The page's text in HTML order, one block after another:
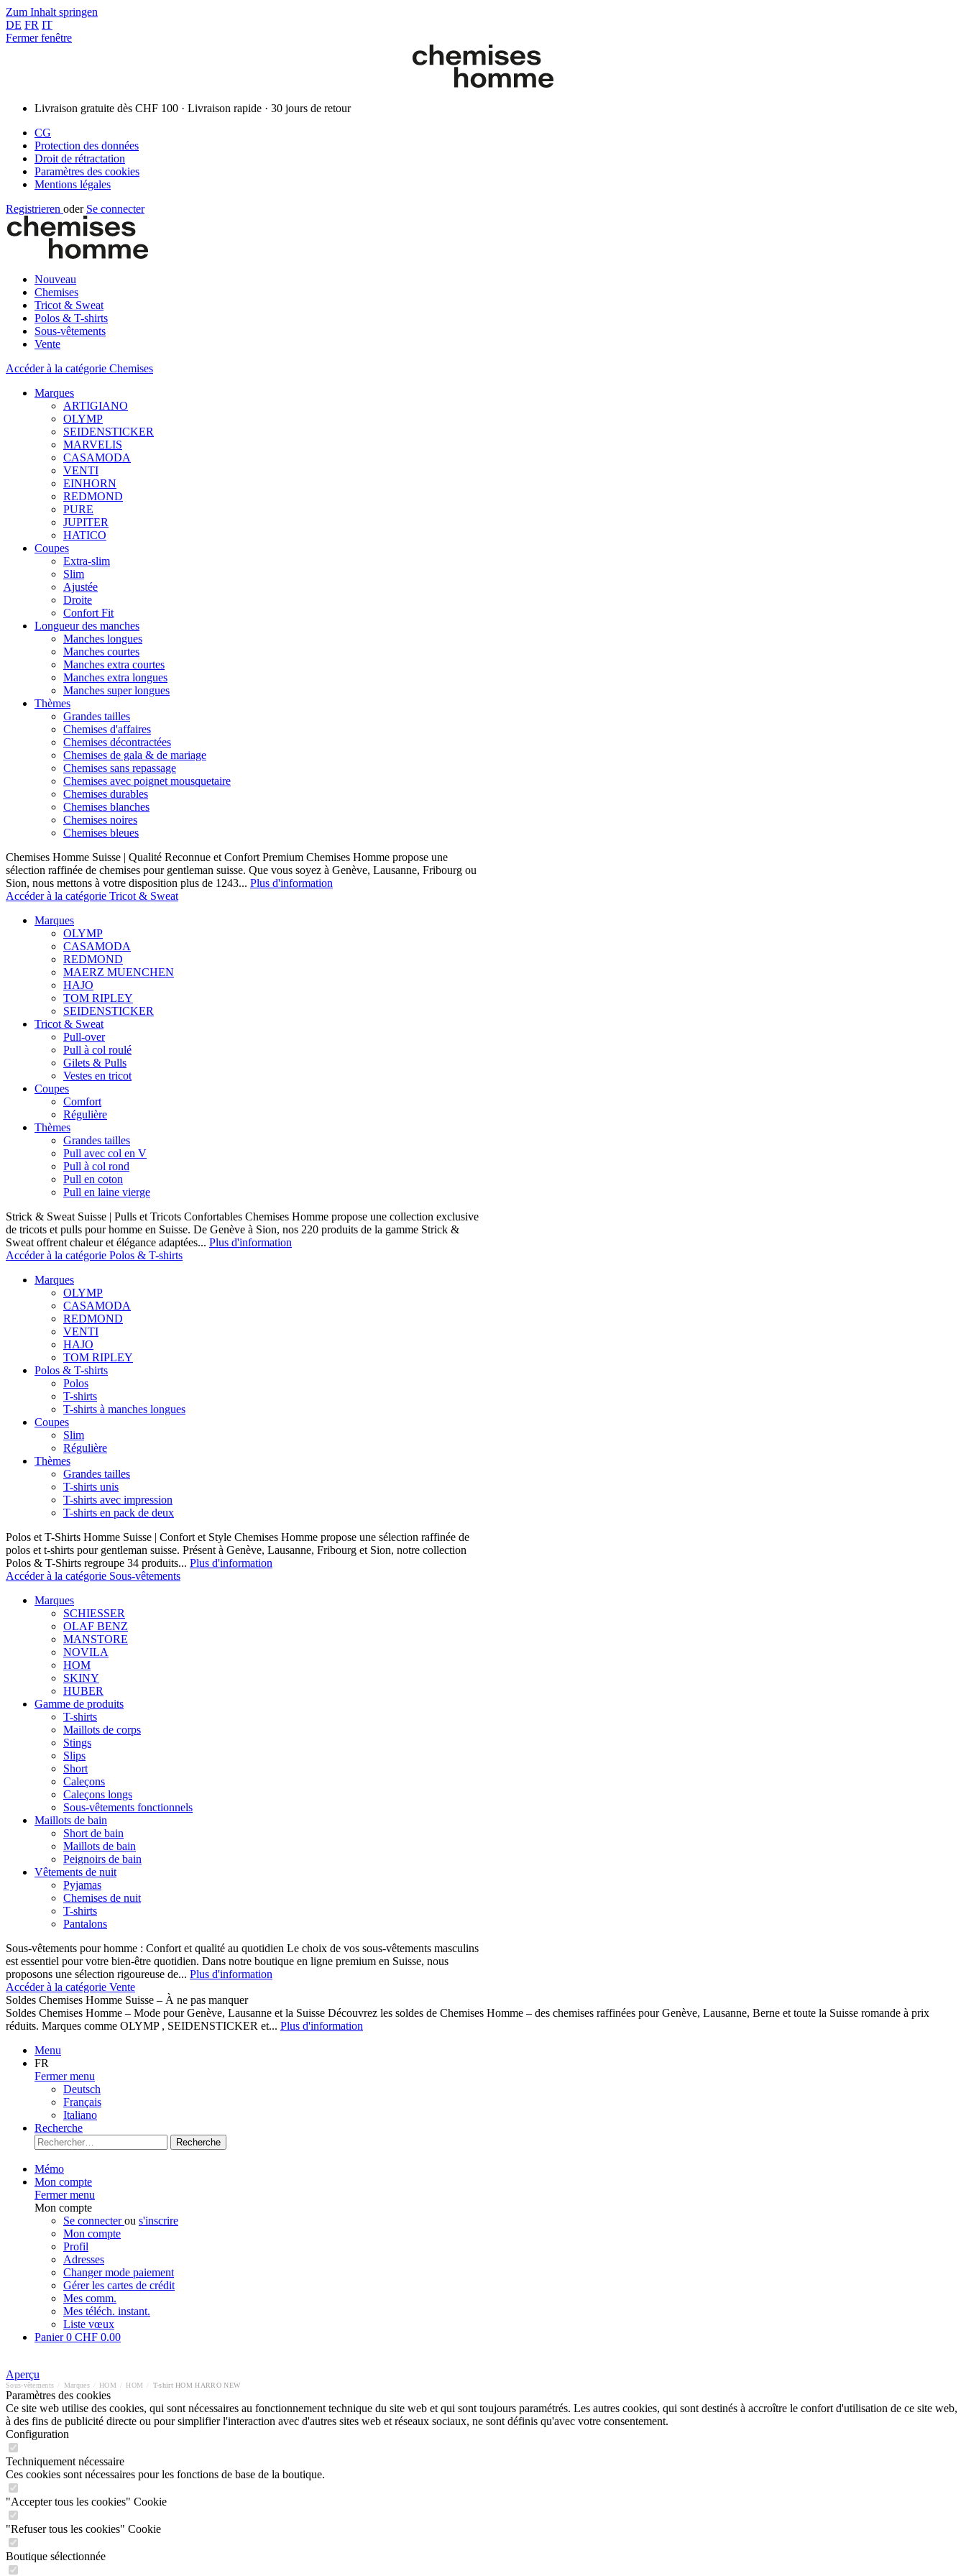
Zum Inhalt springen
DE FR IT
Fermer fenêtre
Livraison gratuite dès CHF 100 · Livraison rapide · 30 jours de retour
CG
Protection des données
Droit de rétractation
Paramètres des cookies
Mentions légales
Registrieren oder Se connecter
Nouveau
Chemises
Tricot & Sweat
Polos & T-shirts
Sous-vêtements
Vente
Accéder à la catégorie Chemises
Marques
ARTIGIANO
OLYMP
SEIDENSTICKER
MARVELIS
CASAMODA
VENTI
EINHORN
REDMOND
PURE
JUPITER
HATICO
Coupes
Extra-slim
Slim
Ajustée
Droite
Confort Fit
Longueur des manches
Manches longues
Manches courtes
Manches extra courtes
Manches extra longues
Manches super longues
Thèmes
Grandes tailles
Chemises d'affaires
Chemises décontractées
Chemises de gala & de mariage
Chemises sans repassage
Chemises avec poignet mousquetaire
Chemises durables
Chemises blanches
Chemises noires
Chemises bleues
Chemises Homme Suisse | Qualité Reconnue et Confort Premium Chemises Homme propose une
sélection raffinée de chemises pour gentleman suisse. Que vous soyez à Genève, Lausanne, Fribourg ou
Sion, nous mettons à votre disposition plus de 1243... Plus d'information
Accéder à la catégorie Tricot & Sweat
Marques
OLYMP
CASAMODA
REDMOND
MAERZ MUENCHEN
HAJO
TOM RIPLEY
SEIDENSTICKER
Tricot & Sweat
Pull-over
Pull à col roulé
Gilets & Pulls
Vestes en tricot
Coupes
Comfort
Régulière
Thèmes
Grandes tailles
Pull avec col en V
Pull à col rond
Pull en coton
Pull en laine vierge
Strick & Sweat Suisse | Pulls et Tricots Confortables Chemises Homme propose une collection exclusive
de tricots et pulls pour homme en Suisse. De Genève à Sion, nos 220 produits de la gamme Strick &
Sweat offrent chaleur et élégance adaptées... Plus d'information
Accéder à la catégorie Polos & T-shirts
Marques
OLYMP
CASAMODA
REDMOND
VENTI
HAJO
TOM RIPLEY
Polos & T-shirts
Polos
T-shirts
T-shirts à manches longues
Coupes
Slim
Régulière
Thèmes
Grandes tailles
T-shirts unis
T-shirts avec impression
T-shirts en pack de deux
Polos et T-Shirts Homme Suisse | Confort et Style Chemises Homme propose une sélection raffinée de
polos et t-shirts pour gentleman suisse. Présent à Genève, Lausanne, Fribourg et Sion, notre collection
Polos & T-Shirts regroupe 34 produits... Plus d'information
Accéder à la catégorie Sous-vêtements
Marques
SCHIESSER
OLAF BENZ
MANSTORE
NOVILA
HOM
SKINY
HUBER
Gamme de produits
T-shirts
Maillots de corps
Stings
Slips
Short
Caleçons
Caleçons longs
Sous-vêtements fonctionnels
Maillots de bain
Short de bain
Maillots de bain
Peignoirs de bain
Vêtements de nuit
Pyjamas
Chemises de nuit
T-shirts
Pantalons
Sous-vêtements pour homme : Confort et qualité au quotidien Le choix de vos sous-vêtements masculins
est essentiel pour votre bien-être quotidien. Dans notre boutique en ligne premium en Suisse, nous
proposons une sélection rigoureuse de... Plus d'information
Accéder à la catégorie Vente
Soldes Chemises Homme Suisse – À ne pas manquer
Soldes Chemises Homme – Mode pour Genève, Lausanne et la Suisse Découvrez les soldes de Chemises Homme – des chemises raffinées pour Genève, Lausanne, Berne et toute la Suisse romande à prix
réduits. Marques comme OLYMP , SEIDENSTICKER et... Plus d'information
Menu
FR
Fermer menu
Deutsch
Français
Italiano
Recherche
Recherche
Mémo
Mon compte
Fermer menu
Mon compte
Se connecterou s'inscrire
Mon compte
Profil
Adresses
Changer mode paiement
Gérer les cartes de crédit
Mes comm.
Mes téléch. instant.
Liste vœux
Panier0 CHF 0.00
Aperçu
Sous-vêtements Marques HOM HOM T-shirt HOM HARRO NEW
Paramètres des cookies
Ce site web utilise des cookies, qui sont nécessaires au fonctionnement technique du site web et qui sont toujours paramétrés. Les autres cookies, qui sont destinés à accroître le confort d'utilisation de ce site web,
à des fins de publicité directe ou pour simplifier l'interaction avec d'autres sites web et réseaux sociaux, ne sont définis qu'avec votre consentement.
Configuration
Techniquement nécessaire
Ces cookies sont nécessaires pour les fonctions de base de la boutique.
"Accepter tous les cookies" Cookie
"Refuser tous les cookies" Cookie
Boutique sélectionnée